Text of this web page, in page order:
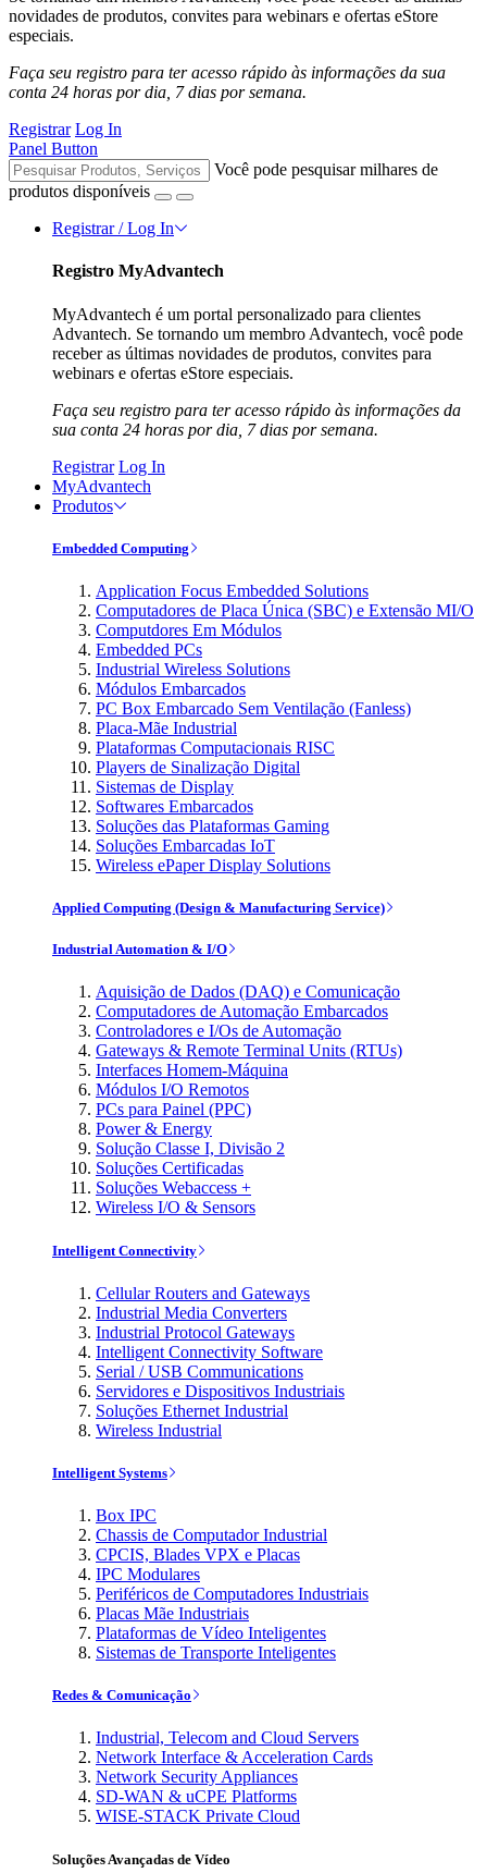
novidades de produtos, convites para webinars e ofertas eStore
especiais.
Faça seu registro para ter acesso rápido às informações da sua
conta 24 horas por dia, 7 dias por semana.
Registrar Log In
Panel Button
Você pode pesquisar milhares de
produtos disponíveis
Registrar / Log In
Registro MyAdvantech
MyAdvantech é um portal personalizado para clientes
Advantech. Se tornando um membro Advantech, você pode
receber as últimas novidades de produtos, convites para
webinars e ofertas eStore especiais.
Faça seu registro para ter acesso rápido às informações da
sua conta 24 horas por dia, 7 dias por semana.
Registrar Log In
MyAdvantech
Produtos
Embedded Computing
Application Focus Embedded Solutions
Computadores de Placa Única (SBC) e Extensão MI/O
Computdores Em Módulos
Embedded PCs
Industrial Wireless Solutions
Módulos Embarcados
PC Box Embarcado Sem Ventilação (Fanless)
Placa-Mãe Industrial
Plataformas Computacionais RISC
Players de Sinalização Digital
Sistemas de Display
Softwares Embarcados
Soluções das Plataformas Gaming
Soluções Embarcadas IoT
Wireless ePaper Display Solutions
Applied Computing (Design & Manufacturing Service)
Industrial Automation & I/O
Aquisição de Dados (DAQ) e Comunicação
Computadores de Automação Embarcados
Controladores e I/Os de Automação
Gateways & Remote Terminal Units (RTUs)
Interfaces Homem-Máquina
Módulos I/O Remotos
PCs para Painel (PPC)
Power & Energy
Solução Classe I, Divisão 2
Soluções Certificadas
Soluções Webaccess +
Wireless I/O & Sensors
Intelligent Connectivity
Cellular Routers and Gateways
Industrial Media Converters
Industrial Protocol Gateways
Intelligent Connectivity Software
Serial / USB Communications
Servidores e Dispositivos Industriais
Soluções Ethernet Industrial
Wireless Industrial
Intelligent Systems
Box IPC
Chassis de Computador Industrial
CPCIS, Blades VPX e Placas
IPC Modulares
Periféricos de Computadores Industriais
Placas Mãe Industriais
Plataformas de Vídeo Inteligentes
Sistemas de Transporte Inteligentes
Redes & Comunicação
Industrial, Telecom and Cloud Servers
Network Interface & Acceleration Cards
Network Security Appliances
SD-WAN & uCPE Platforms
WISE-STACK Private Cloud
Soluções Avançadas de Vídeo